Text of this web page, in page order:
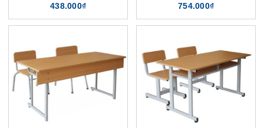
438.000₫
754.000₫